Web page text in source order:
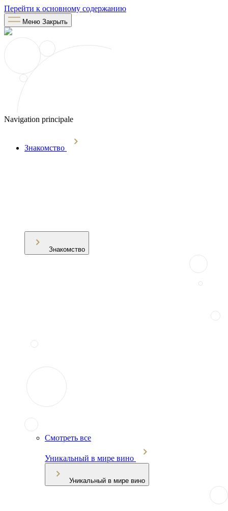
Перейти к основному содержанию
Меню Закрыть
Navigation principale
Знакомство
Знакомство
Смотреть все
Уникальный в мире вино
Уникальный в мире вино